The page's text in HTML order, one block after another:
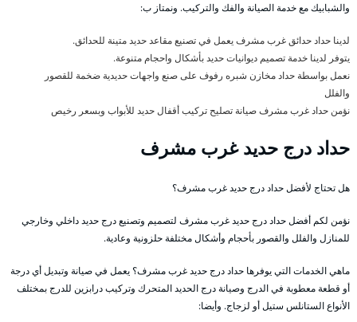
والشبابيك مع خدمة الصيانة والفك والتركيب. ونمتاز ب:
لدينا حداد حدائق غرب مشرف يعمل في تصنيع مقاعد حديد متينة للحدائق.
يتوفر لدينا خدمة تصميم ديوانيات حديد بأشكال واحجام متنوعة.
نعمل بواسطة حداد مخازن شبره رفوف على صنع واجهات حديدية ضخمة للقصور
والفلل
نؤمن حداد غرب مشرف صيانة تصليح تركيب أقفال حديد للأبواب وبسعر رخيص
حداد درج حديد غرب مشرف
هل تحتاج لأفضل حداد درج حديد غرب مشرف؟
نؤمن لكم أفضل حداد درج حديد غرب مشرف لتصميم وتصنيع درج حديد داخلي وخارجي
للمنازل والفلل والقصور بأحجام وأشكال مختلفة حلزونية وعادية.
ماهي الخدمات التي يوفرها حداد درج حديد غرب مشرف؟ يعمل في صيانة وتبديل أي درجة
أو قطعة معطوبة في الدرج وصيانة درج الحديد المتحرك وتركيب درابزين للدرج بمختلف
الأنواع الستانلس ستيل أو لزجاج. وأيضا: